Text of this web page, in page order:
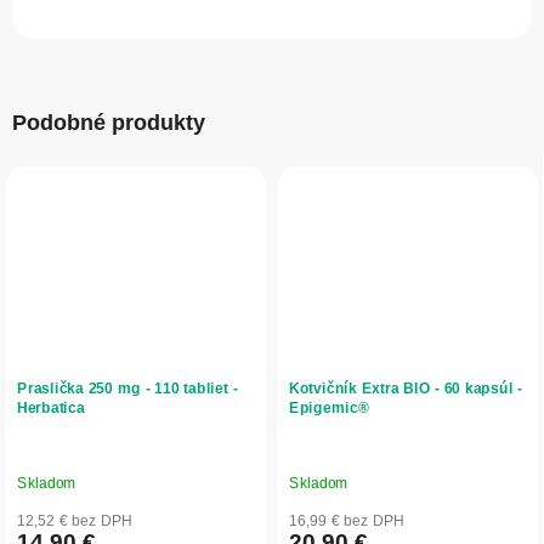
Podobné produkty
Praslička 250 mg - 110 tabliet -
Herbatica
Skladom
12,52 € bez DPH
Kotvičník Extra BIO - 60 kapsúl -
Epigemic®
Skladom
16,99 € bez DPH